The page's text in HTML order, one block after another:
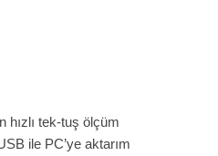
hızlı tek-tuş ölçüm
ile PC’ye aktarım